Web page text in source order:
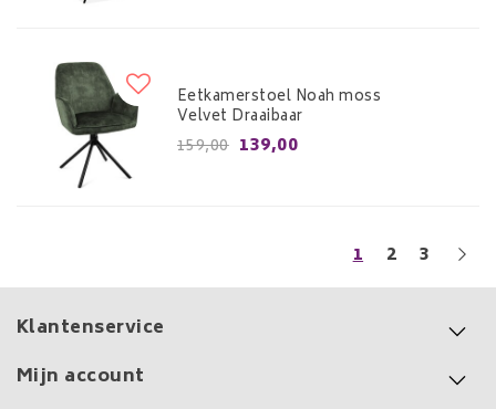
Eetkamerstoel Noah moss
Velvet Draaibaar
159,00 139,00
1 2 3
Klantenservice
Mijn account